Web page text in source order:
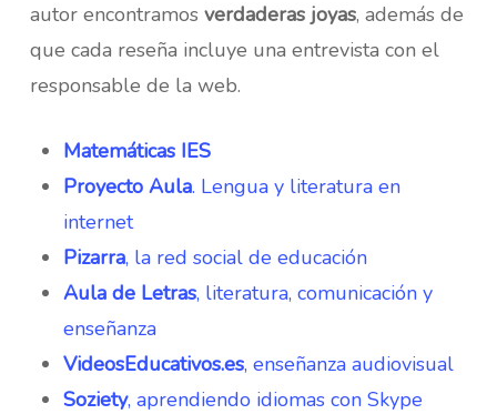
autor encontramos verdaderas joyas, además de
que cada reseña incluye una entrevista con el
responsable de la web.
Matemáticas IES
Proyecto Aula. Lengua y literatura en
internet
Pizarra, la red social de educación
Aula de Letras, literatura, comunicación y
enseñanza
VideosEducativos.es, enseñanza audiovisual
Soziety, aprendiendo idiomas con Skype